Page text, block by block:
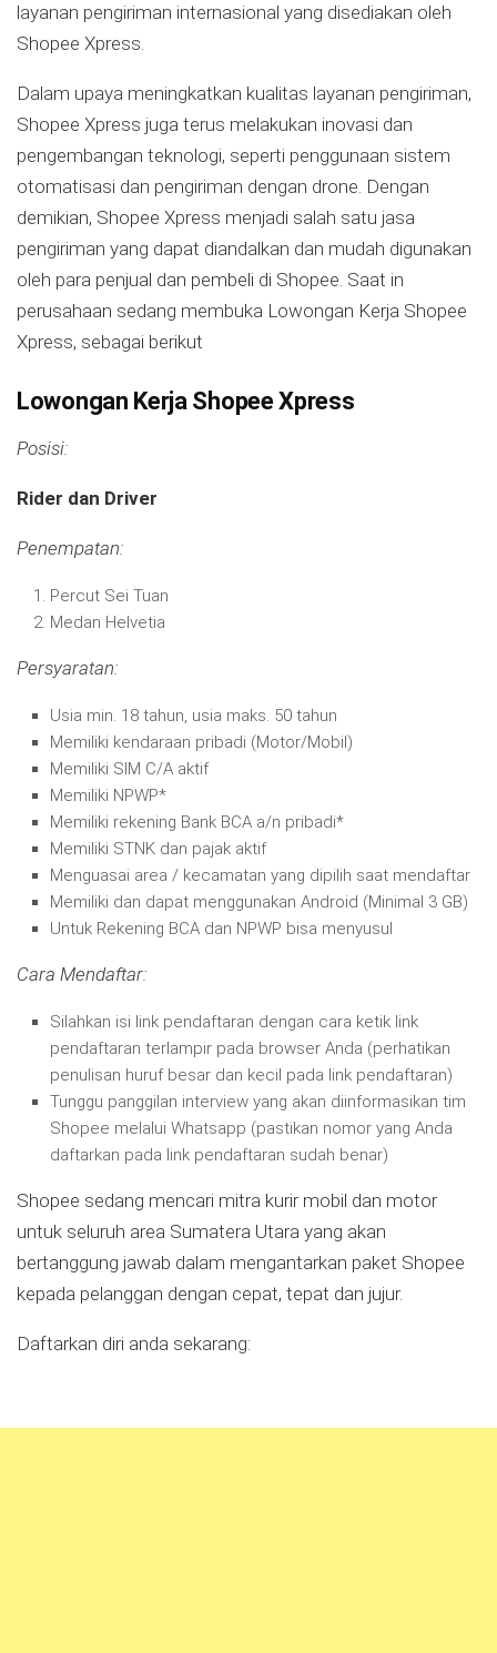
layanan pengiriman internasional yang disediakan oleh
Shopee Xpress.
Dalam upaya meningkatkan kualitas layanan pengiriman,
Shopee Xpress juga terus melakukan inovasi dan
pengembangan teknologi, seperti penggunaan sistem
otomatisasi dan pengiriman dengan drone. Dengan
demikian, Shopee Xpress menjadi salah satu jasa
pengiriman yang dapat diandalkan dan mudah digunakan
oleh para penjual dan pembeli di Shopee. Saat in
perusahaan sedang membuka Lowongan Kerja Shopee
Xpress, sebagai berikut
Lowongan Kerja Shopee Xpress
Posisi:
Rider dan Driver
Penempatan:
Percut Sei Tuan
Medan Helvetia
Persyaratan:
Usia min. 18 tahun, usia maks. 50 tahun
Memiliki kendaraan pribadi (Motor/Mobil)
Memiliki SIM C/A aktif
Memiliki NPWP*
Memiliki rekening Bank BCA a/n pribadi*
Memiliki STNK dan pajak aktif
Menguasai area / kecamatan yang dipilih saat mendaftar
Memiliki dan dapat menggunakan Android (Minimal 3 GB)
Untuk Rekening BCA dan NPWP bisa menyusul
Cara Mendaftar:
Silahkan isi link pendaftaran dengan cara ketik link
pendaftaran terlampir pada browser Anda (perhatikan
penulisan huruf besar dan kecil pada link pendaftaran)
Tunggu panggilan interview yang akan diinformasikan tim
Shopee melalui Whatsapp (pastikan nomor yang Anda
daftarkan pada link pendaftaran sudah benar)
Shopee sedang mencari mitra kurir mobil dan motor
untuk seluruh area Sumatera Utara yang akan
bertanggung jawab dalam mengantarkan paket Shopee
kepada pelanggan dengan cepat, tepat dan jujur.
Daftarkan diri anda sekarang: